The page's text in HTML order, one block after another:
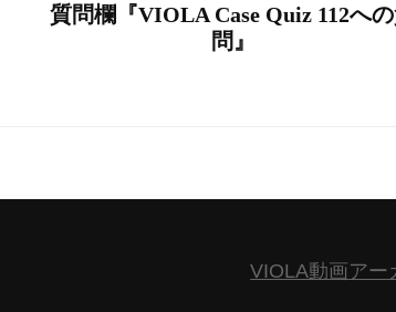
質問欄『VIOLA Case Quiz 112へ
問』
VIOLA動画アー